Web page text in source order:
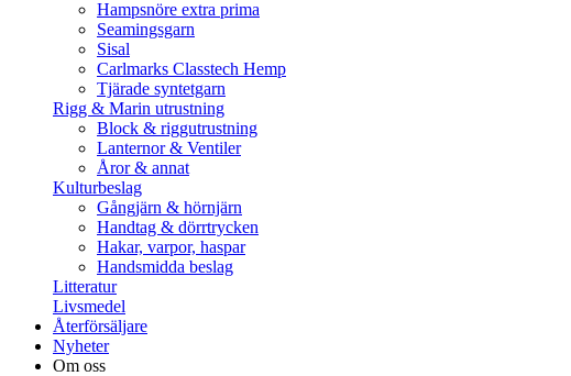
Hampsnöre extra prima
Seamingsgarn
Sisal
Carlmarks Classtech Hemp
Tjärade syntetgarn
Rigg & Marin utrustning
Block & riggutrustning
Lanternor & Ventiler
Åror & annat
Kulturbeslag
Gångjärn & hörnjärn
Handtag & dörrtrycken
Hakar, varpor, haspar
Handsmidda beslag
Litteratur
Livsmedel
Återförsäljare
Nyheter
Om oss